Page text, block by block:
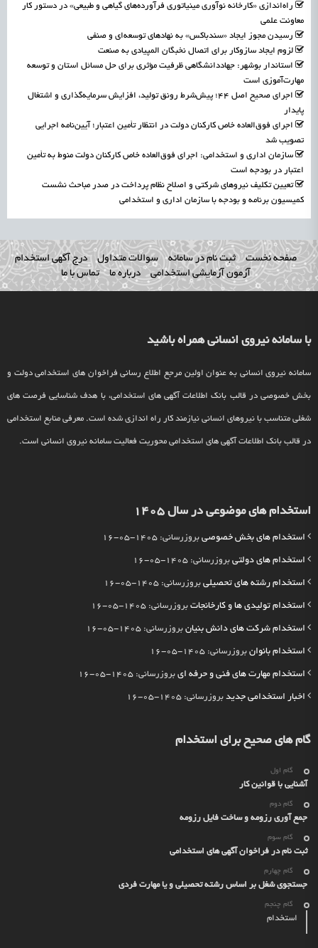
راه‌اندازی «کارخانه نوآوری مینیاتوری فرآورده‌های گیاهی و طبیعی» در دستور کار
معاونت علمی
رسیدن مجوز ایجاد «سندباکس» به نهادهای توسعه‌ای و صنفی
لزوم ایجاد سازوکار برای اتصال نخبگان المپیادی به صنعت
استاندار بوشهر: جهاددانشگاهی ظرفیت مؤثری برای حل مسائل استان و توسعه
مهارت‌آموزی است
اجرای صحیح اصل ۴۴؛ پیش‌شرط رونق تولید، افزایش سرمایه‌گذاری و اشتغال
پایدار
اجرای فوق‌العاده خاص کارکنان دولت در انتظار تأمین اعتبار؛ آیین‌نامه اجرایی
تصویب شد
سازمان اداری و استخدامی: اجرای فوق‌العاده خاص کارکنان دولت منوط به تأمین
اعتبار در بودجه است
تعیین تکلیف نیروهای شرکتی و اصلاح نظام پرداخت در صدر مباحث نشست
کمیسیون برنامه و بودجه با سازمان اداری و استخدامی
صفحه نخست ثبت نام در سامانه سوالات متداول
درج آگهی استخدام
آزمون آزمایشی استخدامی
درباره ما تماس با ما
با سامانه نیروی انسانی همراه باشید
سامانه نیروی انسانی به عنوان اولین مرجع اطلاع رسانی فراخوان های استخدامی دولت و
بخش خصوصی در قالب بانک اطلاعات آگهی های استخدامی، با هدف شناسایی فرصت های
شغلی متناسب با نیروهای انسانی نیازمند کار راه اندازی شده است. معرفی منابع استخدامی
در قالب بانک اطلاعات آگهی های استخدامی محوریت فعالیت سامانه نیروی انسانی است.
استخدام های موضوعی در سال 1405
استخدام های بخش خصوصی بروزرسانی: 1405-05-16
استخدام های دولتی بروزرسانی: 1405-05-16
استخدام رشته های تحصیلی بروزرسانی: 1405-05-16
استخدام تولیدی ها و کارخانجات بروزرسانی: 1405-05-16
استخدام شرکت های دانش بنیان بروزرسانی: 1405-05-16
استخدام بانوان بروزرسانی: 1405-05-16
استخدام مهارت های فنی و حرفه ای بروزرسانی: 1405-05-16
اخبار استخدامی جدید بروزرسانی: 1405-05-16
گام های صحیح برای استخدام
گام اول
آشنایی با قوانین کار
گام دوم
جمع آوری رزومه و ساخت فایل رزومه
گام سوم
ثبت نام در فراخوان آگهی های استخدامی
گام چهارم
جستجوی شغل بر اساس رشته تحصیلی و یا مهارت فردی
گام چنجم
استخدام